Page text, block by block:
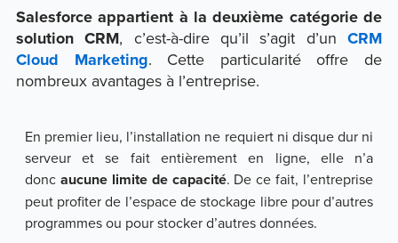
Salesforce appartient à la deuxième catégorie de
solution CRM, c’est-à-dire qu’il s’agit d’unCRM
Cloud Marketing. Cette particularité offre de
nombreux avantages à l’entreprise.
En premier lieu, l’installation ne requiert ni disque dur ni
serveur et se fait entièrement en ligne, elle n’a
donc aucune limite de capacité. De ce fait, l’entreprise
peut profiter de l’espace de stockage libre pour d’autres
programmes ou pour stocker d’autres données.